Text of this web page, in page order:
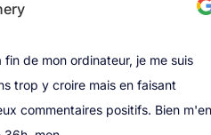
fin de mon ordinateur, je me suis
trop y croire mais en faisant
commentaires positifs. Bien m'en